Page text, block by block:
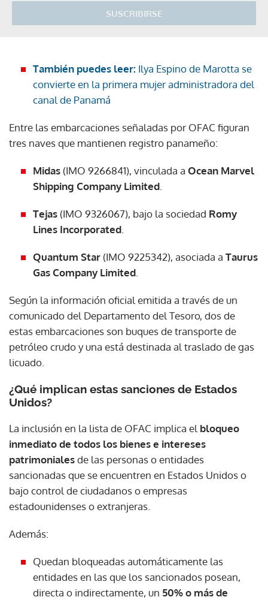
SUSCRIBIRSE
También puedes leer: Ilya Espino de Marotta se
convierte en la primera mujer administradora del
canal de Panamá
Entre las embarcaciones señaladas por OFAC figuran
tres naves que mantienen registro panameño:
Midas (IMO 9266841), vinculada a Ocean Marvel
Shipping Company Limited
Tejas (IMO 9326067), bajo la sociedad Romy
Lines Incorporated
Quantum Star (IMO 9225342), asociada a Taurus
Gas Company Limited
Según la información oficial emitida a través de un
comunicado del Departamento del Tesoro, dos de
estas embarcaciones son buques de transporte de
petróleo crudo y una está destinada al traslado de gas
licuado.
¿Qué implican estas sanciones de Estados
Unidos?
La inclusión en la lista de OFAC implica el bloqueo
inmediato de todos los bienes e intereses
patrimonialesde las personas o entidades
sancionadas que se encuentren en Estados Unidos o
bajo control de ciudadanos o empresas
estadounidenses o extranjeras.
Además:
Quedan bloqueadas automáticamente las
entidades en las que los sancionados posean,
directa o indirectamente, un 50% o más de